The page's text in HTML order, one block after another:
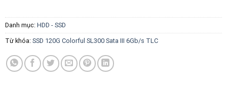
Danh mục: HDD - SSD
Từ khóa: SSD 120G Colorful SL300 Sata III 6Gb/s TLC